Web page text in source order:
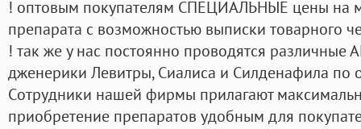
! оптовым покупателям СПЕЦИАЛЬНЫЕ цены на
препарата с возможностью выписки товарного
! так же у нас постоянно проводятся
дженерики Левитры, Сиалиса и Силденафила по
Cотрудники нашей фирмы прилагают
приобретение препаратов удобным для